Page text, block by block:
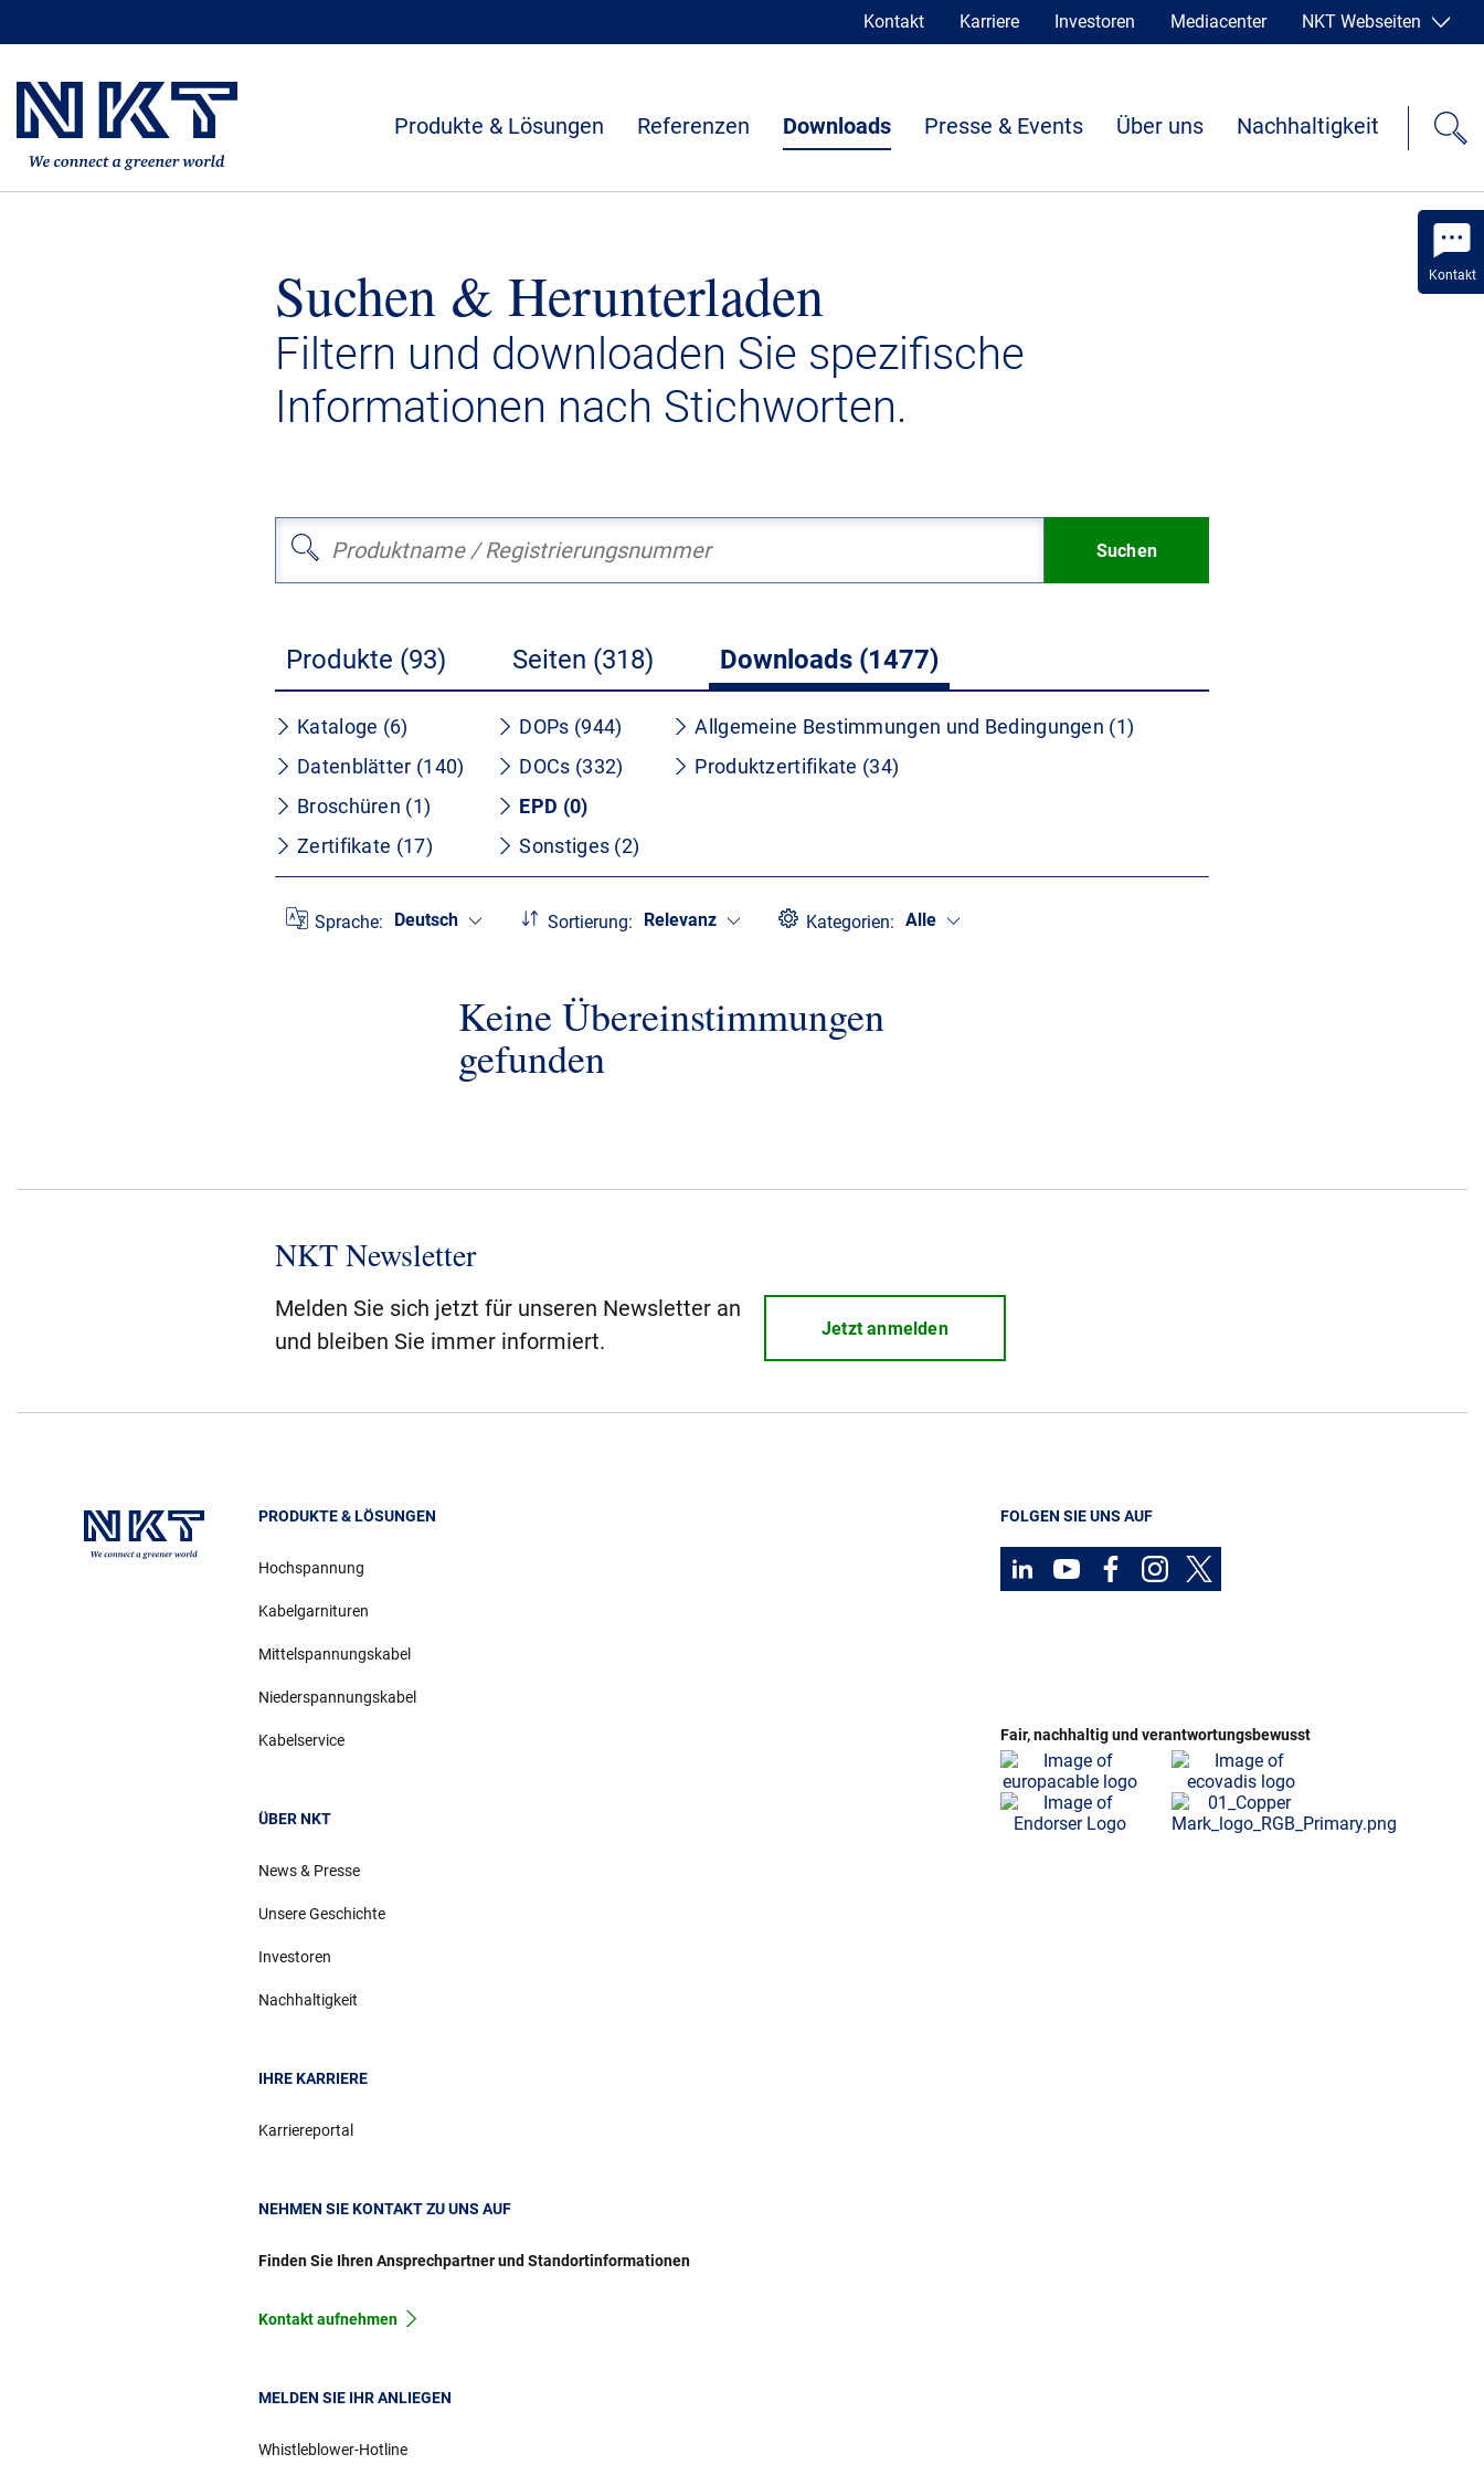
Kontakt
Kontakt Karriere Investoren Mediacenter NKT Webseiten
Produkte & Lösungen Referenzen Downloads Presse & Events Über uns Nachhaltigkeit
Suchen & Herunterladen
Filtern und downloaden Sie spezifische
Informationen nach Stichworten.
Suchen
Produkte (93) Seiten (318) Downloads (1477)
Kataloge (6)
Datenblätter (140)
Broschüren (1)
Zertifikate (17)
DOPs (944)
DOCs (332)
EPD (0)
Sonstiges (2)
Allgemeine Bestimmungen und Bedingungen (1)
Produktzertifikate (34)
Sprache: Deutsch Sortierung: Relevanz Kategorien: Alle
Keine Übereinstimmungen
gefunden
NKT Newsletter
Melden Sie sich jetzt für unseren Newsletter an
und bleiben Sie immer informiert.
Jetzt anmelden
PRODUKTE & LÖSUNGEN
Hochspannung
Kabelgarnituren
Mittelspannungskabel
Niederspannungskabel
Kabelservice
ÜBER NKT
News & Presse
Unsere Geschichte
Investoren
Nachhaltigkeit
IHRE KARRIERE
Karriereportal
NEHMEN SIE KONTAKT ZU UNS AUF
Finden Sie Ihren Ansprechpartner und Standortinformationen
Kontakt aufnehmen
MELDEN SIE IHR ANLIEGEN
Whistleblower-Hotline
FOLGEN SIE UNS AUF
Fair, nachhaltig und verantwortungsbewusst